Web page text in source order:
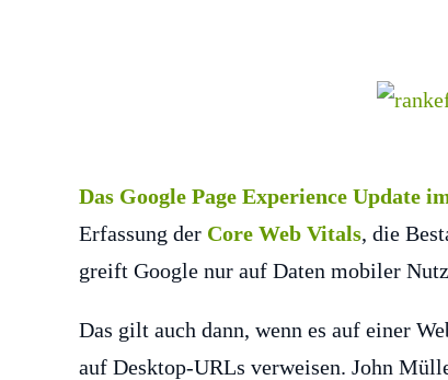
Das Google Page Experience Update
Erfassung der Core Web Vitals, die
greift Google nur auf Daten mobiler
Das gilt auch dann, wenn es auf einer
auf Desktop-URLs verweisen. John